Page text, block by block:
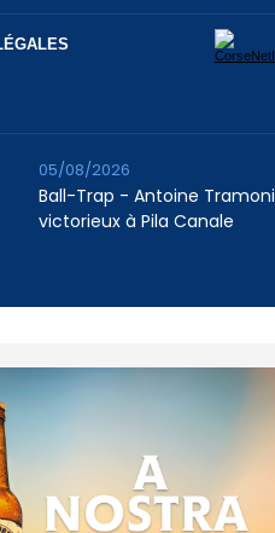
Ball-Trap - Antoine Tramoni
victorieux à Pila Canale
05/08/2026